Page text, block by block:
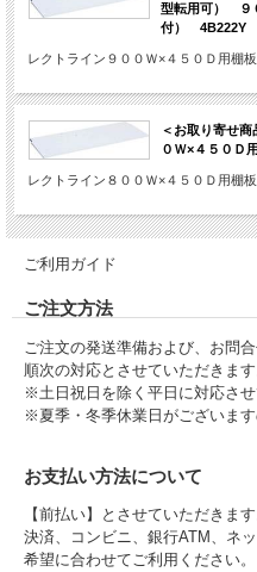
型転用可） ９
付） 4B222Y
レクトライン９００Ｗ×４５０Ｄ用棚板
＜お取り寄せ
０Ｗ×４５０Ｄ
レクトライン８００Ｗ×４５０Ｄ用棚板
ご利用ガイド
ご注文方法
ご注文の発送準備および、お問
順次の対応とさせていただきます
※土日祝日を除く平日に対応させ
※夏季・冬季休業日がございます
お支払い方法について
【前払い】とさせていただきま
決済、コンビニ、銀行ATM、ネ
希望に合わせてご利用ください。